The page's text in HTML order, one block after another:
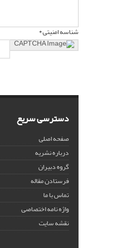
شناسه امنیتی *
دسترسی سریع
صفحه اصلی
درباره نشریه
گروه دبیران
فرستادن مقاله
تماس با ما
واژه نامه اختصاصی
نقشه سایت